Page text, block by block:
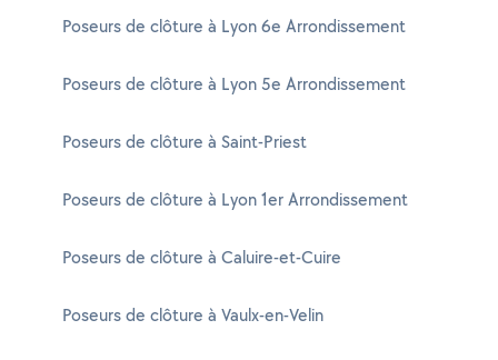
Poseurs de clôture à Lyon 6e Arrondissement
Poseurs de clôture à Lyon 5e Arrondissement
Poseurs de clôture à Saint-Priest
Poseurs de clôture à Lyon 1er Arrondissement
Poseurs de clôture à Caluire-et-Cuire
Poseurs de clôture à Vaulx-en-Velin